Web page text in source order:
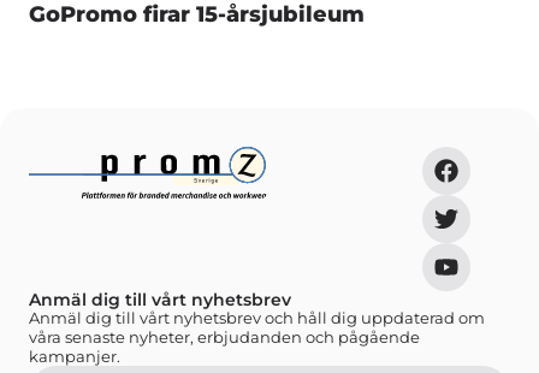
GoPromo firar 15-årsjubileum
Anmäl dig till vårt nyhetsbrev
Anmäl dig till vårt nyhetsbrev och håll dig uppdaterad om
våra senaste nyheter, erbjudanden och pågående
kampanjer.